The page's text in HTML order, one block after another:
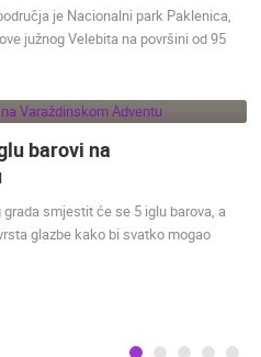
je Nacionalni park Paklenica,
južnog Velebita na površini od 95
barovi na
smjestit će se 5 iglu barova, a
glazbe kako bi svatko mogao